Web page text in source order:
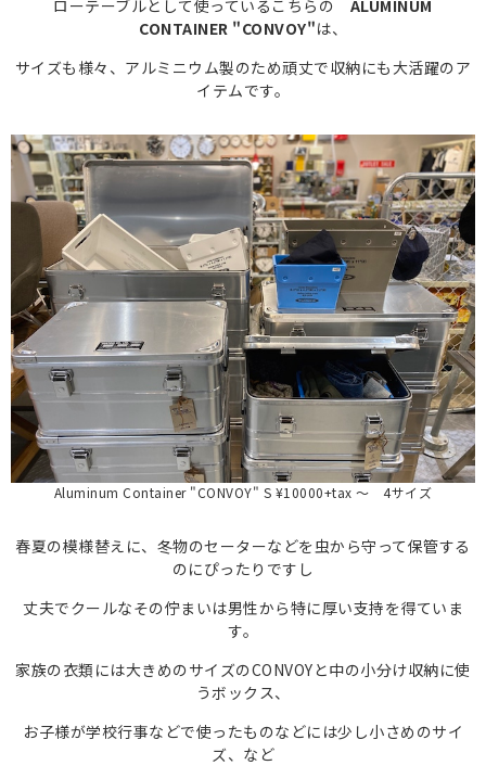
ローテーブルとして使っているこちらの ALUMINUM
CONTAINER "CONVOY"は、
サイズも様々、アルミニウム製のため頑丈で収納にも大活躍のア
イテムです。
Aluminum Container "CONVOY" S ¥10000+tax 〜 4サイズ
春夏の模様替えに、冬物のセーターなどを虫から守って保管する
のにぴったりですし
丈夫でクールなその佇まいは男性から特に厚い支持を得ていま
す。
家族の衣類には大きめのサイズのCONVOYと中の小分け収納に使
うボックス、
お子様が学校行事などで使ったものなどには少し小さめのサイ
ズ、など